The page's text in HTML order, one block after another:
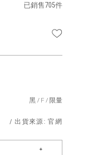
已銷售705件
黑 F 限量
/ 出貨來源:官網